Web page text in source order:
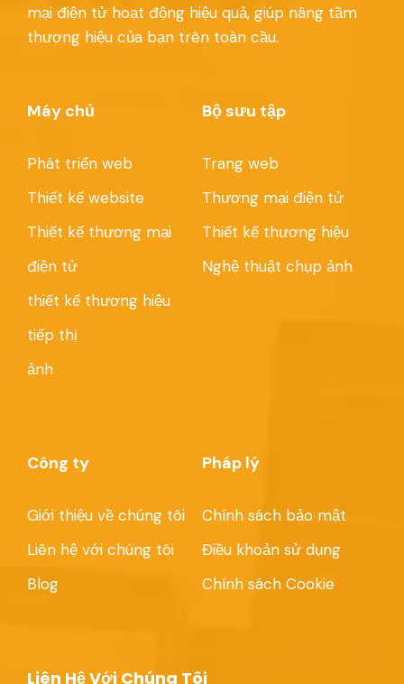
mại điện tử hoạt động hiệu quả, giúp nâng tầm
thương hiệu của bạn trên toàn cầu.
Máy chủ
Phát triển web
Thiết kế website
Thiết kế thương mại
điện tử
thiết kế thương hiệu
tiếp thị
ảnh
Bộ sưu tập
Trang web
Thương mại điện tử
Thiết kế thương hiệu
Nghệ thuật chụp ảnh
Công ty
Giới thiệu về chúng tôi
Liên hệ với chúng tôi
Blog
Pháp lý
Chính sách bảo mật
Điều khoản sử dụng
Chính sách Cookie
Liên Hệ Với Chúng Tôi